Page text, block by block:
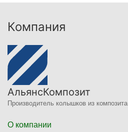
Компания
АльянсКомпозит
Производитель колышков из композита
О компании